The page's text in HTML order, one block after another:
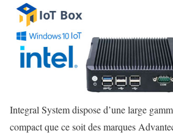
Integral System dispose d’une large
compact que ce soit des marques